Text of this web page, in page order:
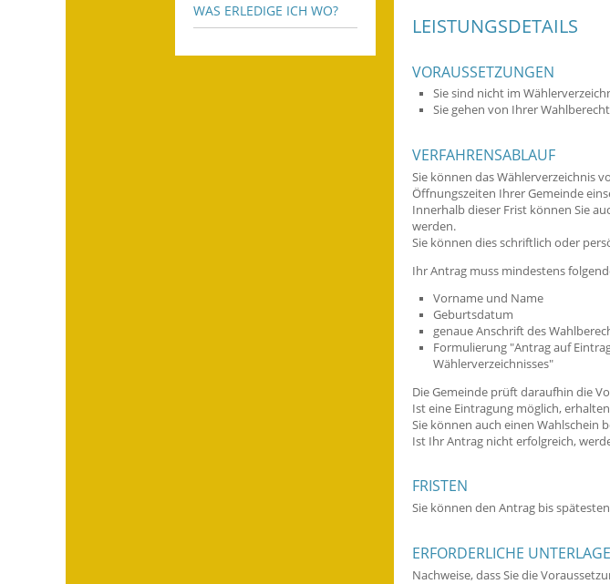
WAS ERLEDIGE ICH WO?
LEISTUNGSDETAILS
VORAUSSETZUNGEN
Sie sind nicht im
Sie gehen von Ihrer
VERFAHRENSABLAUF
Sie können das Wählerverzeichnis
Öffnungszeiten Ihrer Gemeinde
Innerhalb dieser Frist können Sie
werden.
Sie können dies schriftlich oder
Ihr Antrag muss mindestens
Vorname und Name
Geburtsdatum
genaue Anschrift des
Formulierung "Antrag auf
Wählerverzeichnisses"
Die Gemeinde prüft daraufhin die
Ist eine Eintragung möglich,
Sie können auch einen Wahlschein
Ist Ihr Antrag nicht erfolgreich,
FRISTEN
Sie können den Antrag bis
ERFORDERLICHE
Nachweise, dass Sie die